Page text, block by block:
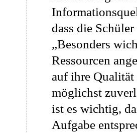
dass die
„Besonders
Ressourcen
auf ihre
möglichst
ist es wichtig,
Aufgabe